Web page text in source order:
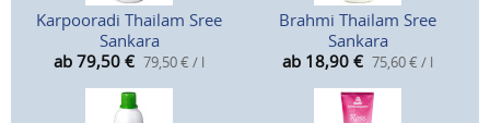
Karpooradi Thailam Sree
Sankara
ab 79,50 € 79,50 € / l
Brahmi Thailam Sree
Sankara
ab 18,90 € 75,60 € / l